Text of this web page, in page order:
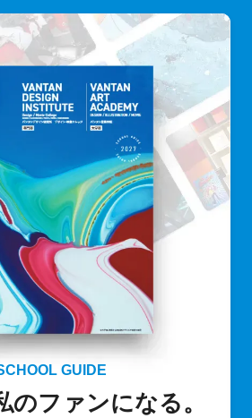
GUIDE
のファンになる。